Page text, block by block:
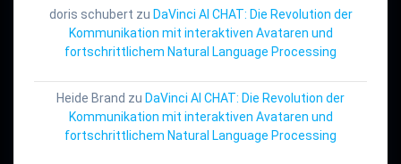
doris schubert zu DaVinci AI CHAT: Die Revolution der
Kommunikation mit interaktiven Avataren und
fortschrittlichem Natural Language Processing
Heide Brand zu DaVinci AI CHAT: Die Revolution der
Kommunikation mit interaktiven Avataren und
fortschrittlichem Natural Language Processing